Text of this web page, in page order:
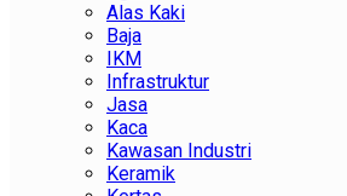
Alas Kaki
Baja
IKM
Infrastruktur
Jasa
Kaca
Kawasan Industri
Keramik